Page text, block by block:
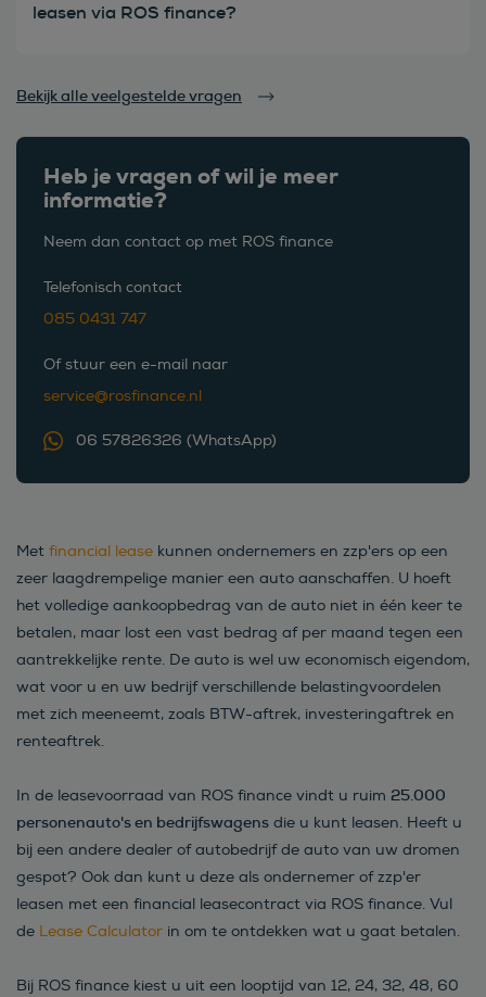
Heb je vragen of wil je meer
informatie?
Neem dan contact op met ROS finance
Telefonisch contact
085 0431 747
Of stuur een e-mail naar
service@rosfinance.nl
06 57826326 (WhatsApp)
leasen via ROS finance?
Bekijk alle veelgestelde vragen
Met financial lease kunnen ondernemers en zzp'ers op een
zeer laagdrempelige manier een auto aanschaffen. U hoeft
het volledige aankoopbedrag van de auto niet in één keer te
betalen, maar lost een vast bedrag af per maand tegen een
aantrekkelijke rente. De auto is wel uw economisch eigendom,
wat voor u en uw bedrijf verschillende belastingvoordelen
met zich meeneemt, zoals BTW-aftrek, investeringaftrek en
renteaftrek.
In de leasevoorraad van ROS finance vindt u ruim 25.000
personenauto's en bedrijfswagens die u kunt leasen. Heeft u
bij een andere dealer of autobedrijf de auto van uw dromen
gespot? Ook dan kunt u deze als ondernemer of zzp'er
leasen met een financial leasecontract via ROS finance. Vul
de Lease Calculator in om te ontdekken wat u gaat betalen.
Bij ROS finance kiest u uit een looptijd van 12, 24, 32, 48, 60